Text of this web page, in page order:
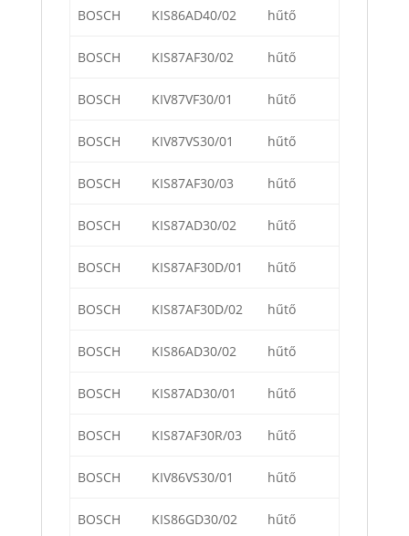
BOSCH KIS86AD40/02 hűtő
BOSCH KIS87AF30/02 hűtő
BOSCH KIV87VF30/01 hűtő
BOSCH KIV87VS30/01 hűtő
BOSCH KIS87AF30/03 hűtő
BOSCH KIS87AD30/02 hűtő
BOSCH KIS87AF30D/01 hűtő
BOSCH KIS87AF30D/02 hűtő
BOSCH KIS86AD30/02 hűtő
BOSCH KIS87AD30/01 hűtő
BOSCH KIS87AF30R/03 hűtő
BOSCH KIV86VS30/01 hűtő
BOSCH KIS86GD30/02 hűtő